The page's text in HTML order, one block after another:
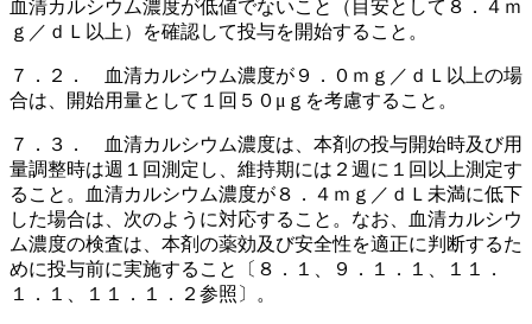
血清カルシウム濃度が低値でないこと（目安として８．４ｍ
ｇ／ｄＬ以上）を確認して投与を開始すること。
７．２． 血清カルシウム濃度が９．０ｍｇ／ｄＬ以上の場
合は、開始用量として１回５０μｇを考慮すること。
７．３． 血清カルシウム濃度は、本剤の投与開始時及び用
量調整時は週１回測定し、維持期には２週に１回以上測定す
ること。血清カルシウム濃度が８．４ｍｇ／ｄＬ未満に低下
した場合は、次のように対応すること。なお、血清カルシウ
ム濃度の検査は、本剤の薬効及び安全性を適正に判断するた
めに投与前に実施すること〔８．１、９．１．１、１１．
１．１、１１．１．２参照〕。